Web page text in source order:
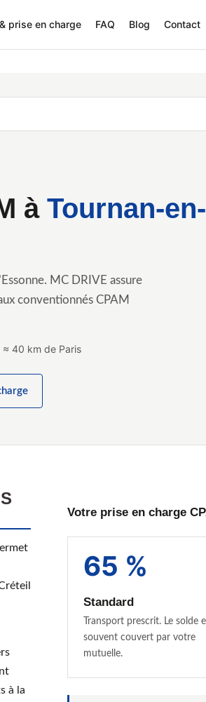
prise en charge FAQ Blog Contact
à Tournan-en-
MC DRIVE assure
conventionnés CPAM
≈ 40 km de Paris
à la
Votre prise en charge
65 %
Standard
Transport prescrit. Le solde
souvent couvert par votre
mutuelle.